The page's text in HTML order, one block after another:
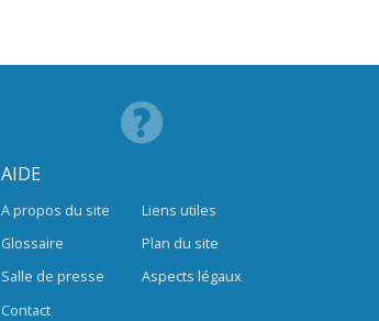
AIDE
A propos du site
Glossaire
Salle de presse
Contact
Liens utiles
Plan du site
Aspects légaux